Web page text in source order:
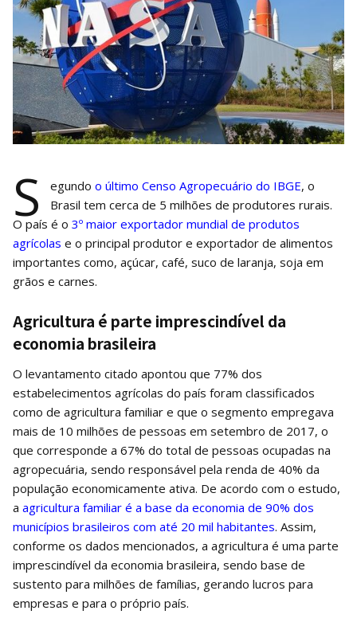
S egundo o último Censo Agropecuário do IBGE, o
Brasil tem cerca de 5 milhões de produtores rurais.
O país é o 3º maior exportador mundial de produtos
agrícolas e o principal produtor e exportador de alimentos
importantes como, açúcar, café, suco de laranja, soja em
grãos e carnes.
Agricultura é parte imprescindível da
economia brasileira
O levantamento citado apontou que 77% dos
estabelecimentos agrícolas do país foram classificados
como de agricultura familiar e que o segmento empregava
mais de 10 milhões de pessoas em setembro de 2017, o
que corresponde a 67% do total de pessoas ocupadas na
agropecuária, sendo responsável pela renda de 40% da
população economicamente ativa. De acordo com o estudo,
a agricultura familiar é a base da economia de 90% dos
municípios brasileiros com até 20 mil habitantes. Assim,
conforme os dados mencionados, a agricultura é uma parte
imprescindível da economia brasileira, sendo base de
sustento para milhões de famílias, gerando lucros para
empresas e para o próprio país.